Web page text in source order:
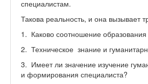
специалистам.
Такова реальность, и она вызывает
1. Каково соотношение образования
2. Техническое знание и
3. Имеет ли значение изучение
и формирования специалиста?